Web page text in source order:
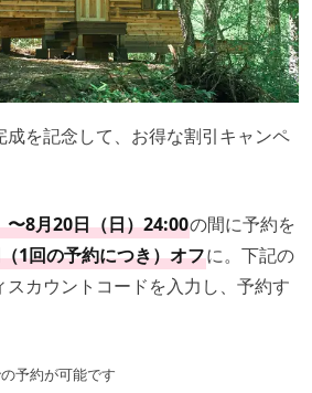
を記念して、お得な割引キャンペ
8月20日（日）24:00の間に予約を
1回の予約につき）オフに。下記の
カウントコードを入力し、予約す
予約が可能です